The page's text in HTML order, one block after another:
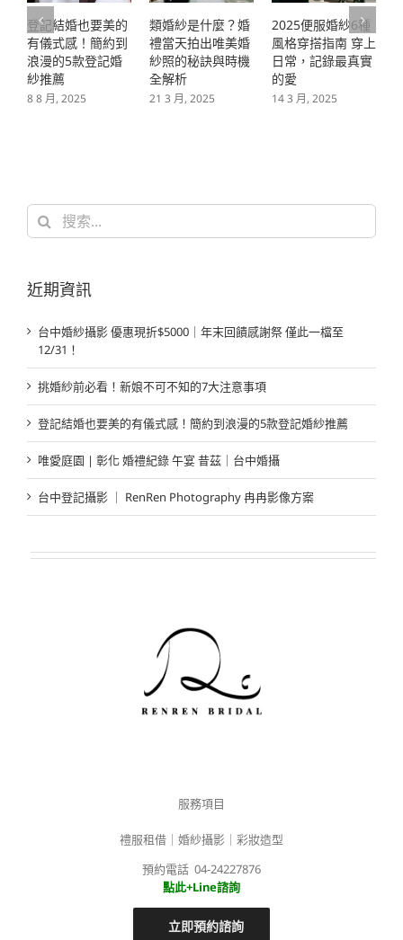
類婚紗是什麼？婚
禮當天拍出唯美婚
紗照的秘訣與時機
全解析
21 3 月, 2025
2025便服婚紗6種
風格穿搭指南 穿上
日常，記錄最真實
的愛
14 3 月, 2025
2025新郎髮型推薦
指南 7款打造專屬
你的個性造型｜冉
冉學堂
27 2 月, 2025
搜
近期資訊
台中婚紗攝影 優惠現折$5000｜年末回饋感謝祭 僅此一檔至
12/31！
挑婚紗前必看！新娘不可不知的7大注意事項
登記結婚也要美的有儀式感！簡約到浪漫的5款登記婚紗推薦
唯愛庭園 | 彰化 婚禮紀錄 午宴 昔茲｜台中婚攝
台中登記攝影 ｜ RenRen Photography 冉冉影像方案
服務項目
禮服租借｜婚紗攝影｜彩妝造型
預約電話 04-24227876
點此+Line諮詢
立即預約諮詢